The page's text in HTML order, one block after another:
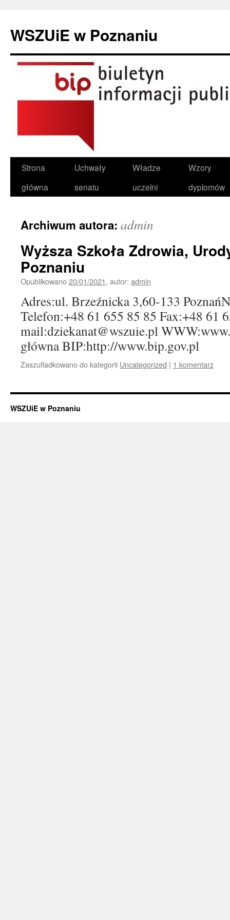
treści
WSZUiE w Poznaniu
Strona
główna
Uchwały
senatu
Władze
uczelni
Wzory
dyplomów
Archiwum autora: admin
Wyższa Szkoła Zdrowia,
Poznaniu
Opublikowano20/01/2021, autor: admin
Adres:ul. Brzeźnicka 3,60-133
Telefon:+48 61 655 85 85 Fax:+48 61
mail:dziekanat@wszuie.pl
główna BIP:http://www.bip.gov.pl
Zaszufladkowano do kategorii Uncategorized | 1 komentarz
WSZUiE w Poznaniu